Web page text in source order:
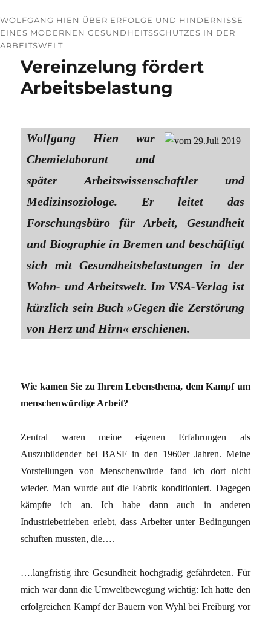
WOLFGANG HIEN ÜBER ERFOLGE UND HINDERNISSE
EINES MODERNEN GESUNDHEITSSCHUTZES IN DER
ARBEITSWELT
Vereinzelung fördert
Arbeitsbelastung
Wolfgang Hien war
Chemielaborant und
später Arbeitswissenschaftler und
Medizinsoziologe. Er leitet das
Forschungsbüro für Arbeit, Gesundheit
und Biographie in Bremen und beschäftigt
sich mit Gesundheitsbelastungen in der
Wohn- und Arbeitswelt. Im VSA-Verlag ist
kürzlich sein Buch »Gegen die Zerstörung
von Herz und Hirn« erschienen.
Wie kamen Sie zu Ihrem Lebensthema, dem Kampf um
menschenwürdige Arbeit?
Zentral waren meine eigenen Erfahrungen als
Auszubildender bei BASF in den 1960er Jahren. Meine
Vorstellungen von Menschenwürde fand ich dort nicht
wieder. Man wurde auf die Fabrik konditioniert. Dagegen
kämpfte ich an. Ich habe dann auch in anderen
Industriebetrieben erlebt, dass Arbeiter unter Bedingungen
schuften mussten, die….
….langfristig ihre Gesundheit hochgradig gefährdeten. Für
mich war dann die Umweltbewegung wichtig: Ich hatte den
erfolgreichen Kampf der Bauern von Wyhl bei Freiburg vor